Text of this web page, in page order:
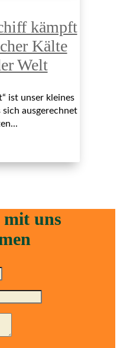
kämpft
Kälte
Welt
ist unser kleines
sich ausgerechnet
mit uns